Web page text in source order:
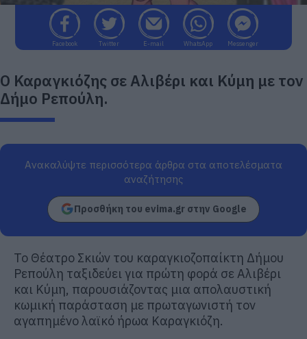
Facebook Twitter E-mail WhatsApp Messenger
Ο Καραγκιόζης σε Αλιβέρι και Κύμη με τον
Δήμο Ρεπούλη.
Ανακαλύψτε περισσότερα άρθρα στα αποτελέσματα
αναζήτησης
Προσθήκη του evima.gr στην Google
Το Θέατρο Σκιών του καραγκιοζοπαίκτη Δήμου
Ρεπούλη ταξιδεύει για πρώτη φορά σε Αλιβέρι
και Κύμη, παρουσιάζοντας μια απολαυστική
κωμική παράσταση με πρωταγωνιστή τον
αγαπημένο λαϊκό ήρωα Καραγκιόζη.